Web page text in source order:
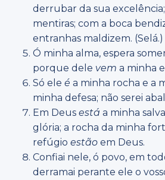
derrubar da sua
mentiras; com a boca
entranhas maldizem. (Selá.)
Ó minha alma, espera
porque dele vem a minha
Só ele é a minha rocha e a
minha defesa; não serei
Em Deus está a minha
glória; a rocha da minha
refúgio estão em Deus.
Confiai nele, ó povo, em
derramai perante ele o